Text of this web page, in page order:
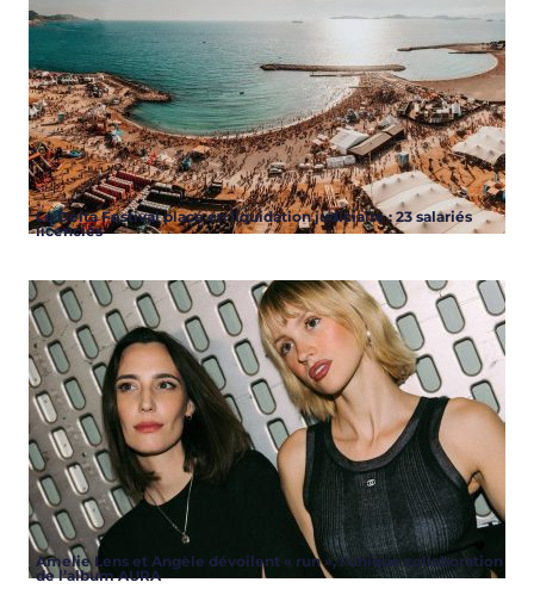
Le Delta Festival placé en liquidation judiciaire : 23 salariés
licenciés
Amelie Lens et Angèle dévoilent « run », l’unique collaboration
de l’album AURA